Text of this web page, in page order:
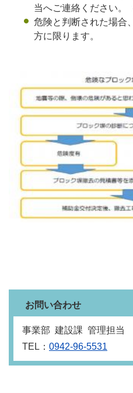
当へご連絡ください。
危険と判断された場合
方に限ります。
お問い合わせ
事業部 建設課 管理担当
TEL： 0942-96-5531